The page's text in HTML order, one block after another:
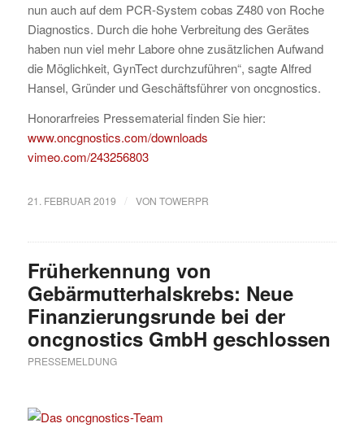
nun auch auf dem PCR-System cobas Z480 von Roche
Diagnostics. Durch die hohe Verbreitung des Gerätes
haben nun viel mehr Labore ohne zusätzlichen Aufwand
die Möglichkeit, GynTect durchzuführen“, sagte Alfred
Hansel, Gründer und Geschäftsführer von oncgnostics.
Honorarfreies Pressematerial finden Sie hier:
www.oncgnostics.com/downloads
vimeo.com/243256803
21. FEBRUAR 2019 / VON TOWERPR
Früherkennung von
Gebärmutterhalskrebs: Neue
Finanzierungsrunde bei der
oncgnostics GmbH geschlossen
PRESSEMELDUNG